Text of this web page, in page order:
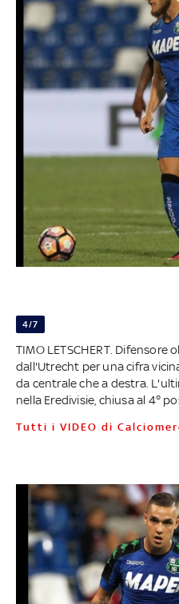
4/7
TIMO LETSCHERT. Difensore
dall'Utrecht per una cifra
da centrale che a destra.
nella Eredivisie, chiusa al 4°
Tutti i VIDEO di